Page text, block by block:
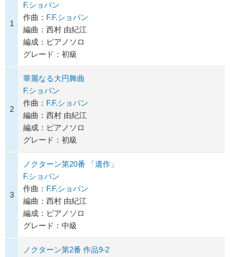
1
F.ショパン
作曲： F.F.ショパン
編曲：西村 由紀江
編成：ピアノソロ
グレード：初級
2
華麗なる大円舞曲
F.ショパン
作曲： F.F.ショパン
編曲：西村 由紀江
編成：ピアノソロ
グレード：初級
3
ノクターン第20番 「遺作」
F.ショパン
作曲： F.F.ショパン
編曲：西村 由紀江
編成：ピアノソロ
グレード：中級
ノクターン第2番 作品9-2